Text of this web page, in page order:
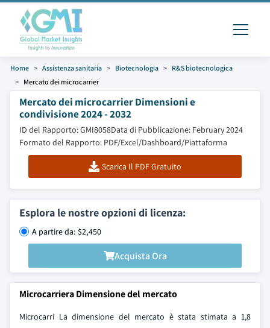
Home Assistenza sanitaria Biotecnologia
R&S biotecnologica
Mercato dei microcarrier
Mercato dei microcarrier Dimensioni e
condivisione 2024 - 2032
ID del Rapporto: GMI8058Data di Pubblicazione: February 2024
Formato del Rapporto: PDF/Excel/Dashboard/Piattaforma
Scarica Il PDF Gratuito
Esplora le nostre opzioni di licenza:
A partire da: $2,450
Acquista Ora
Microcarriera Dimensione del mercato
Microcarri La dimensione del mercato è stata stimata a 1,8